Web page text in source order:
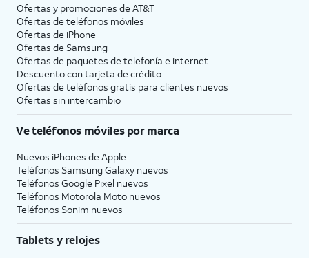
Ofertas y promociones de AT&T
Ofertas de teléfonos móviles
Ofertas de iPhone
Ofertas de Samsung
Ofertas de paquetes de telefonía e internet
Descuento con tarjeta de crédito
Ofertas de teléfonos gratis para clientes nuevos
Ofertas sin intercambio
Ve teléfonos móviles por marca
Nuevos iPhones de Apple
Teléfonos Samsung Galaxy nuevos
Teléfonos Google Pixel nuevos
Teléfonos Motorola Moto nuevos
Teléfonos Sonim nuevos
Tablets y relojes